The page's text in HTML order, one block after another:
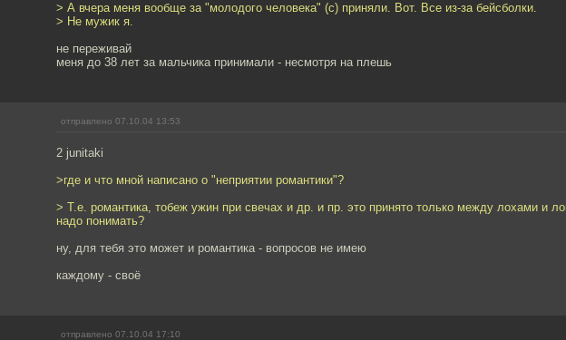
> А вчера меня вообще за "молодого человека" (с) приняли. Вот. Все из-за бейсболки.
> Не мужик я.
не переживай
меня до 38 лет за мальчика принимали - несмотря на плешь
отправлено 07.10.04 13:53
2 junitaki
>где и что мной написано о "неприятии романтики"?
> Т.е. романтика, тобеж ужин при свечах и др. и пр. это принято только между лохами и
надо понимать?
ну, для тебя это может и романтика - вопросов не имею
каждому - своё
отправлено 07.10.04 17:10